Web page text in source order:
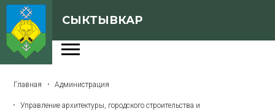
СЫКТЫВКАР
Главная Администрация
Управление архитектуры, городского строительства и